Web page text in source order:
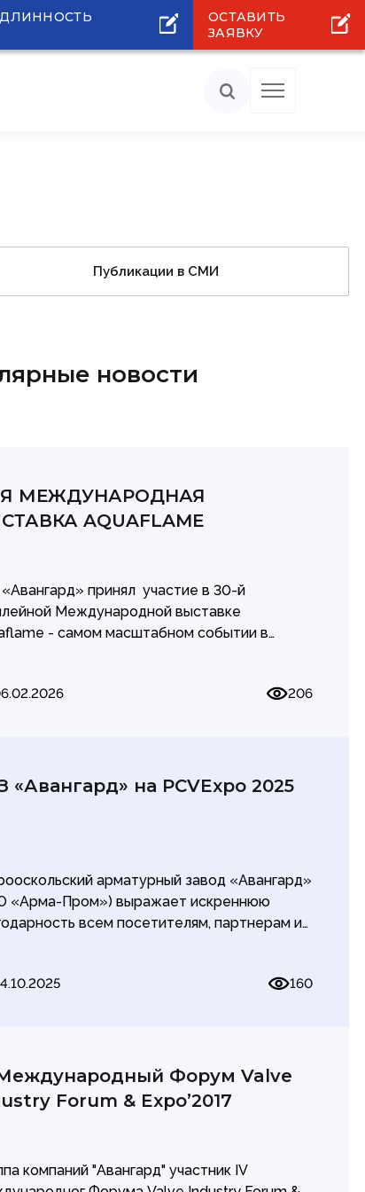
ОСТАВИТЬ
ЗАЯВКУ
Публикации в СМИ
новости
Я МЕЖДУНАРОДНАЯ
AQUAFLAME
принял участие в 30-й
Международной выставке
- самом масштабном событии в
стала очередной возможностью
206
«Авангард» на PCVExpo 2025
арматурный завод «Авангард»
«Арма-Пром») выражает искреннюю
всем посетителям, партнерам и
стенда получили возможность
подтвердили актуальность и
новинок САЗ «Авангард» на
рынке.
160
Форум Valve
Forum & Expo’2017
компаний "Авангард" участник IV